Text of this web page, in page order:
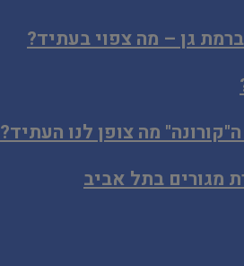
גן – מה צפוי בעתיד?
מה צופן לנו העתיד?
מגורים בתל אביב